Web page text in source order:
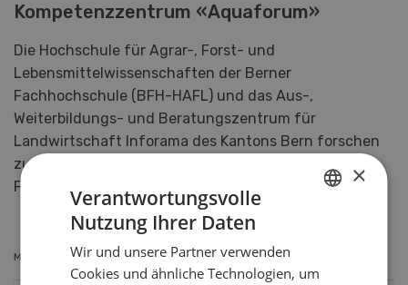
Kompetenzzentrum «Aquaforum»
Die Hochschule für Agrar-, Forst- und
Lebensmittelwissenschaften der Berner
Fachhochschule (BFH-HAFL) und das Aus-,
Weiterbildungs- und Beratungszentrum für
Landwirtschaft Inforama des Kantons Bern forschen
zusammen an einer nachhaltigen Schweizer
Fischzucht.
MEHR ERFAHREN
×
Verantwortungsvolle
Nutzung Ihrer Daten
Wir und unsere Partner verwenden
Cookies und ähnliche Technologien, um